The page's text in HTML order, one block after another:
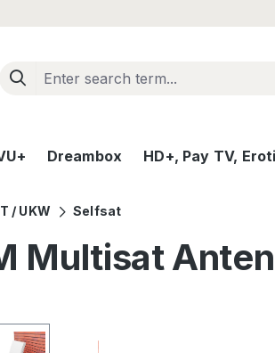
Dreambox HD+, Pay TV,
/ UKW Selfsat
Multisat